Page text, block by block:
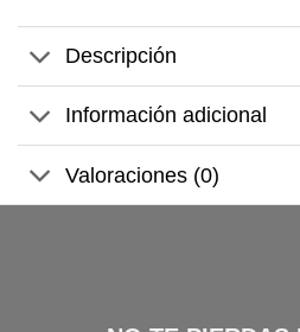
Descripción
Información adicional
Valoraciones (0)